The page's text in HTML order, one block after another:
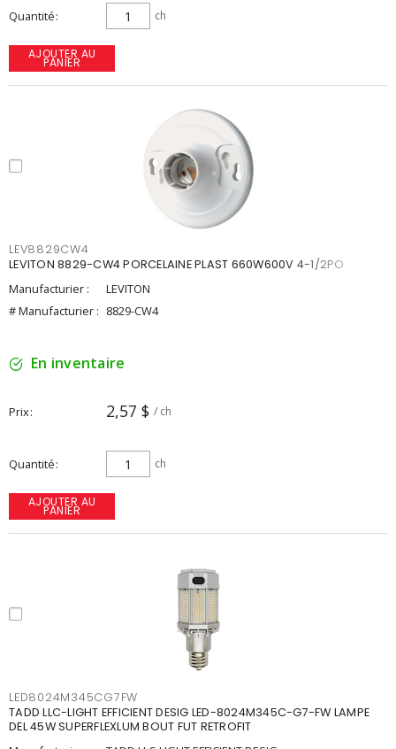
Quantité ch
AJOUTER AU
PANIER
LEV8829CW4
LEVITON 8829-CW4 PORCELAINE PLAST 660W600V 4-1/2PO
Manufacturier :
LEVITON
# Manufacturier : 8829-CW4
En inventaire
Prix 2,57 $ / ch
Quantité ch
AJOUTER AU
PANIER
LED8024M345CG7FW
TADD LLC-LIGHT EFFICIENT DESIG LED-8024M345C-G7-FW LAMPE
DEL 45W SUPERFLEXLUM BOUT FUT RETROFIT